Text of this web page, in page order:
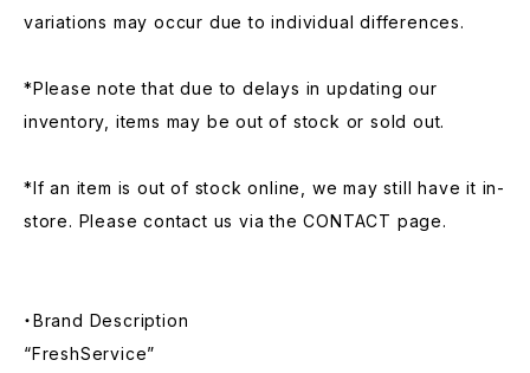
variations may occur due to individual differences.
*Please note that due to delays in updating our
inventory, items may be out of stock or sold out.
*If an item is out of stock online, we may still have it in-
store. Please contact us via the CONTACT page.
・Brand Description
“FreshService”